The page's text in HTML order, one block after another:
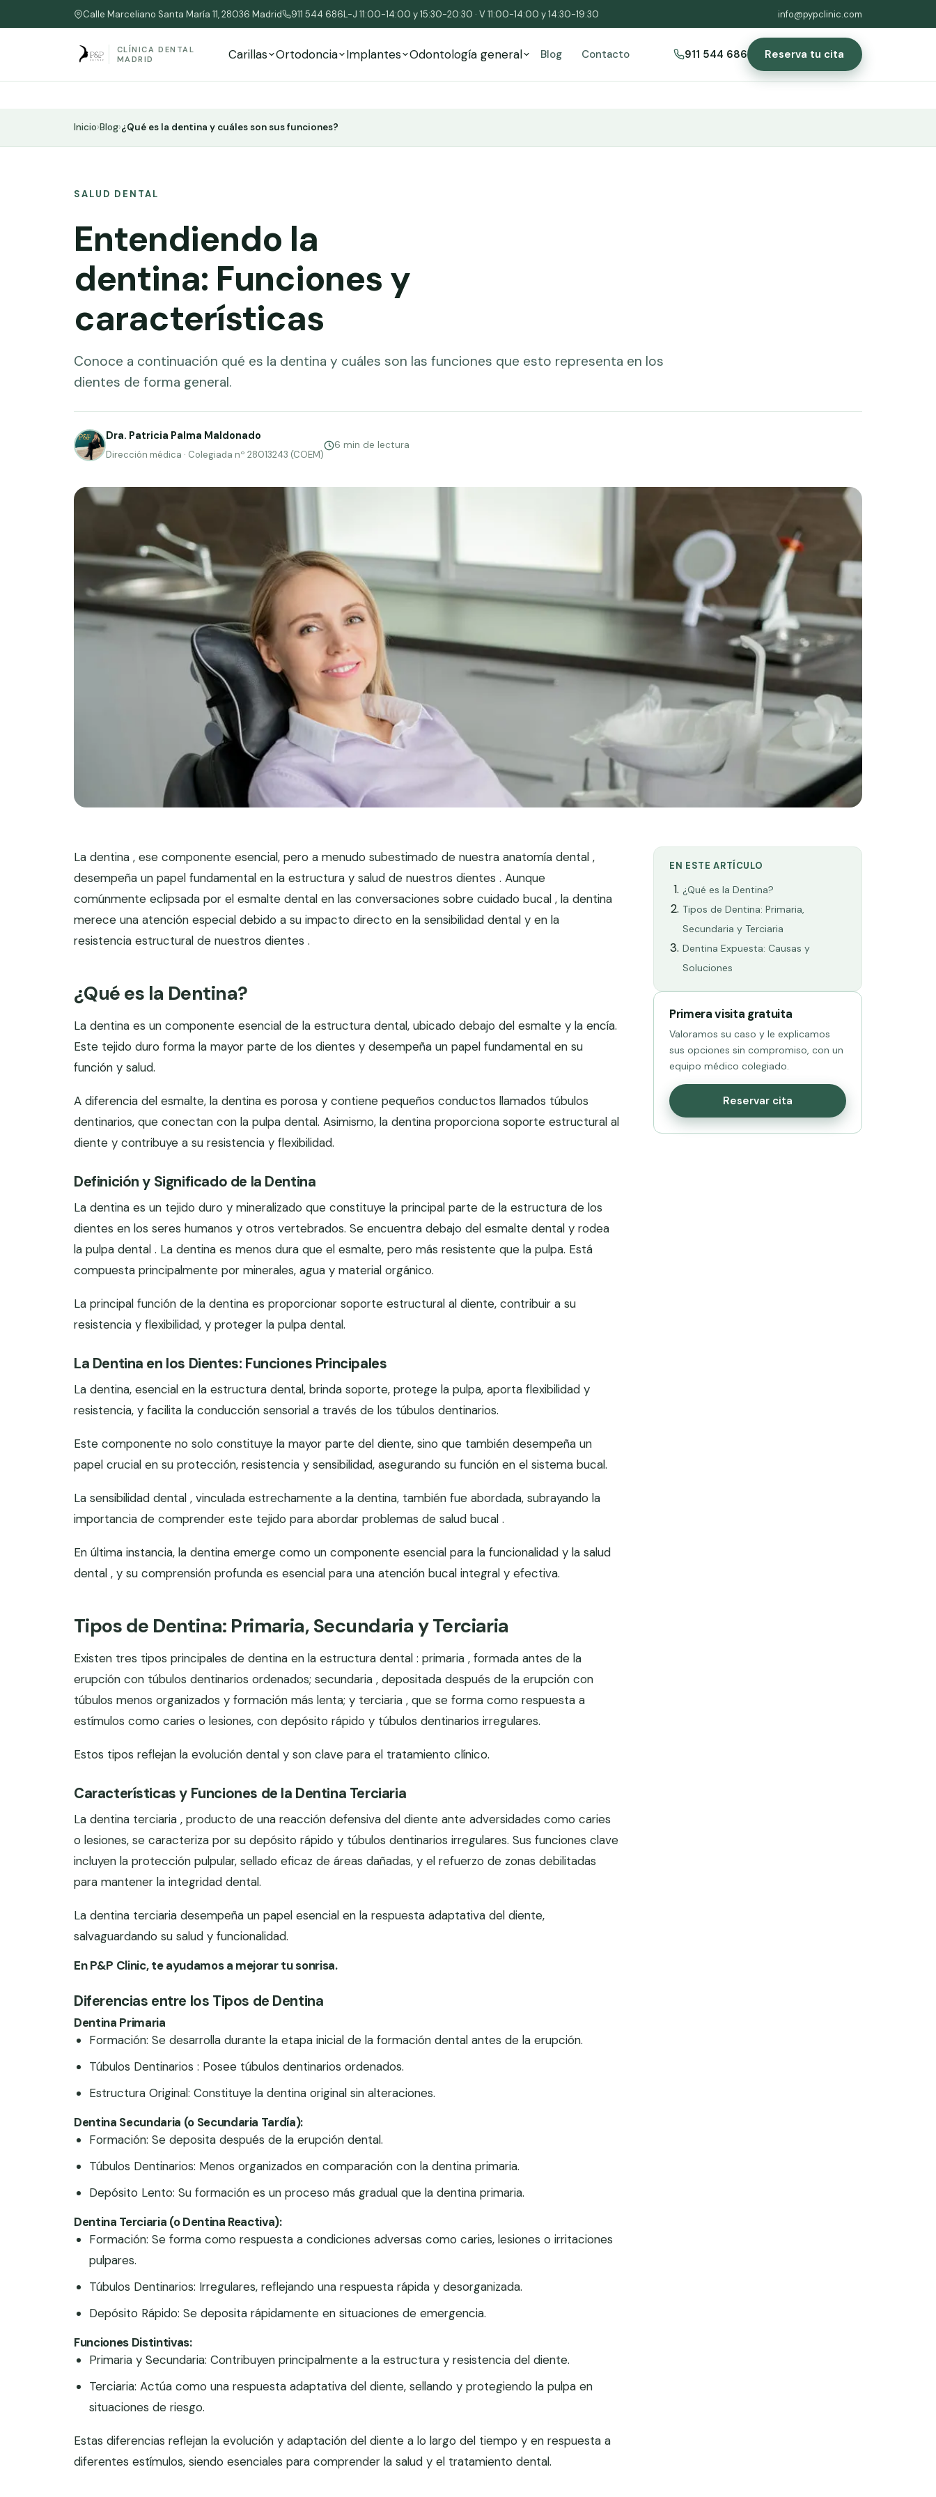
Calle Marceliano Santa María 11, 28036 Madrid 911 544 686L-J 11:00-14:00 y 15:30-20:30 · V 11:00-14:00 y 14:30-19:30 info@pypclinic.com
CLÍNICA DENTAL
MADRID
Carillas Ortodoncia Implantes Odontología general Blog Contacto 911 544 686 Reserva tu cita
Inicio›Blog›¿Qué es la dentina y cuáles son sus funciones?
SALUD DENTAL
Entendiendo la
dentina: Funciones y
características
Conoce a continuación qué es la dentina y cuáles son las funciones que esto representa en los
dientes de forma general.
Dra. Patricia Palma Maldonado
Dirección médica · Colegiada nº 28013243 (COEM)
6 min de lectura
La dentina , ese componente esencial, pero a menudo subestimado de nuestra anatomía dental ,
desempeña un papel fundamental en la estructura y salud de nuestros dientes . Aunque
comúnmente eclipsada por el esmalte dental en las conversaciones sobre cuidado bucal , la dentina
merece una atención especial debido a su impacto directo en la sensibilidad dental y en la
resistencia estructural de nuestros dientes .
¿Qué es la Dentina?
La dentina es un componente esencial de la estructura dental, ubicado debajo del esmalte y la encía.
Este tejido duro forma la mayor parte de los dientes y desempeña un papel fundamental en su
función y salud.
A diferencia del esmalte, la dentina es porosa y contiene pequeños conductos llamados túbulos
dentinarios, que conectan con la pulpa dental. Asimismo, la dentina proporciona soporte estructural al
diente y contribuye a su resistencia y flexibilidad.
Definición y Significado de la Dentina
La dentina es un tejido duro y mineralizado que constituye la principal parte de la estructura de los
dientes en los seres humanos y otros vertebrados. Se encuentra debajo del esmalte dental y rodea
la pulpa dental . La dentina es menos dura que el esmalte, pero más resistente que la pulpa. Está
compuesta principalmente por minerales, agua y material orgánico.
La principal función de la dentina es proporcionar soporte estructural al diente, contribuir a su
resistencia y flexibilidad, y proteger la pulpa dental.
La Dentina en los Dientes: Funciones Principales
La dentina, esencial en la estructura dental, brinda soporte, protege la pulpa, aporta flexibilidad y
resistencia, y facilita la conducción sensorial a través de los túbulos dentinarios.
Este componente no solo constituye la mayor parte del diente, sino que también desempeña un
papel crucial en su protección, resistencia y sensibilidad, asegurando su función en el sistema bucal.
La sensibilidad dental , vinculada estrechamente a la dentina, también fue abordada, subrayando la
importancia de comprender este tejido para abordar problemas de salud bucal .
En última instancia, la dentina emerge como un componente esencial para la funcionalidad y la salud
dental , y su comprensión profunda es esencial para una atención bucal integral y efectiva.
Tipos de Dentina: Primaria, Secundaria y Terciaria
Existen tres tipos principales de dentina en la estructura dental : primaria , formada antes de la
erupción con túbulos dentinarios ordenados; secundaria , depositada después de la erupción con
túbulos menos organizados y formación más lenta; y terciaria , que se forma como respuesta a
estímulos como caries o lesiones, con depósito rápido y túbulos dentinarios irregulares.
Estos tipos reflejan la evolución dental y son clave para el tratamiento clínico.
Características y Funciones de la Dentina Terciaria
La dentina terciaria , producto de una reacción defensiva del diente ante adversidades como caries
o lesiones, se caracteriza por su depósito rápido y túbulos dentinarios irregulares. Sus funciones clave
incluyen la protección pulpular, sellado eficaz de áreas dañadas, y el refuerzo de zonas debilitadas
para mantener la integridad dental.
La dentina terciaria desempeña un papel esencial en la respuesta adaptativa del diente,
salvaguardando su salud y funcionalidad.
En P&P Clinic, te ayudamos a mejorar tu sonrisa.
Diferencias entre los Tipos de Dentina
Dentina Primaria
Formación: Se desarrolla durante la etapa inicial de la formación dental antes de la erupción.
Túbulos Dentinarios : Posee túbulos dentinarios ordenados.
Estructura Original: Constituye la dentina original sin alteraciones.
Dentina Secundaria (o Secundaria Tardía):
Formación: Se deposita después de la erupción dental.
Túbulos Dentinarios: Menos organizados en comparación con la dentina primaria.
Depósito Lento: Su formación es un proceso más gradual que la dentina primaria.
Dentina Terciaria (o Dentina Reactiva):
Formación: Se forma como respuesta a condiciones adversas como caries, lesiones o irritaciones
pulpares.
Túbulos Dentinarios: Irregulares, reflejando una respuesta rápida y desorganizada.
Depósito Rápido: Se deposita rápidamente en situaciones de emergencia.
Funciones Distintivas:
Primaria y Secundaria: Contribuyen principalmente a la estructura y resistencia del diente.
Terciaria: Actúa como una respuesta adaptativa del diente, sellando y protegiendo la pulpa en
situaciones de riesgo.
Estas diferencias reflejan la evolución y adaptación del diente a lo largo del tiempo y en respuesta a
diferentes estímulos, siendo esenciales para comprender la salud y el tratamiento dental.
EN ESTE ARTÍCULO
¿Qué es la Dentina?
Tipos de Dentina: Primaria,
Secundaria y Terciaria
Dentina Expuesta: Causas y
Soluciones
Primera visita gratuita
Valoramos su caso y le explicamos
sus opciones sin compromiso, con un
equipo médico colegiado.
Reservar cita